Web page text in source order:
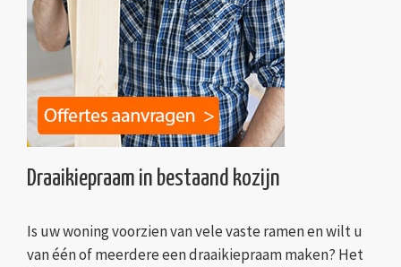
Draaikiepraam in bestaand kozijn
Is uw woning voorzien van vele vaste ramen en wilt u
van één of meerdere een draaikiepraam maken? Het